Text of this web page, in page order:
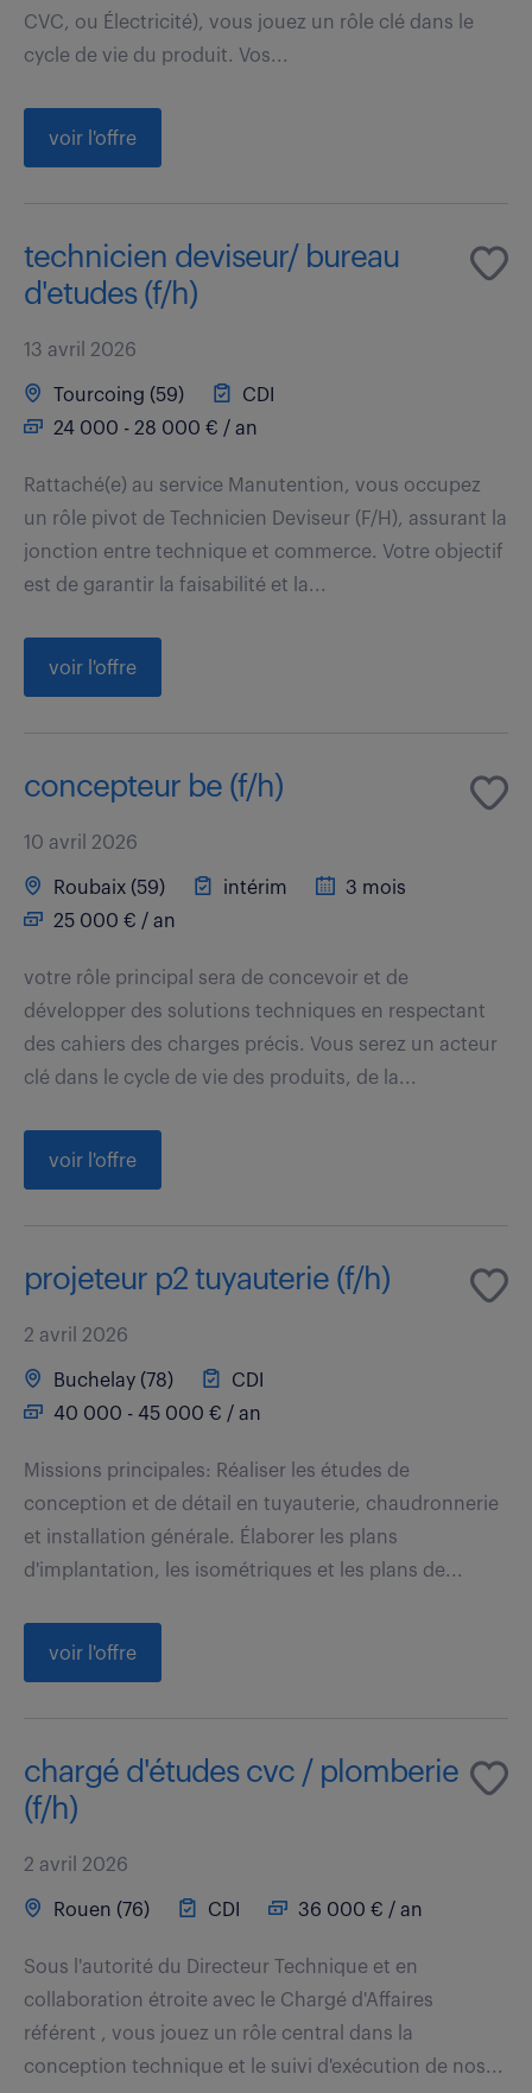
CVC, ou Électricité), vous jouez un rôle clé dans le
cycle de vie du produit. Vos...
voir l'offre
technicien deviseur/ bureau
d'etudes (f/h)
13 avril 2026
Tourcoing (59)
CDI
24 000 - 28 000 € / an
Rattaché(e) au service Manutention, vous occupez
un rôle pivot de Technicien Deviseur (F/H), assurant la
jonction entre technique et commerce. Votre objectif
est de garantir la faisabilité et la...
voir l'offre
concepteur be (f/h)
10 avril 2026
Roubaix (59) intérim
3 mois
25 000 € / an
votre rôle principal sera de concevoir et de
développer des solutions techniques en respectant
des cahiers des charges précis. Vous serez un acteur
clé dans le cycle de vie des produits, de la...
voir l'offre
projeteur p2 tuyauterie (f/h)
2 avril 2026
Buchelay (78)
CDI
40 000 - 45 000 € / an
Missions principales: Réaliser les études de
conception et de détail en tuyauterie, chaudronnerie
et installation générale. Élaborer les plans
d'implantation, les isométriques et les plans de...
voir l'offre
chargé d'études cvc / plomberie
(f/h)
2 avril 2026
Rouen (76) CDI 36 000 € / an
Sous l'autorité du Directeur Technique et en
collaboration étroite avec le Chargé d'Affaires
référent , vous jouez un rôle central dans la
conception technique et le suivi d'exécution de nos...